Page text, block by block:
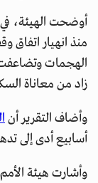
أوضحت الهيئة،
الهجمات وتضاعفت
زاد من معاناة
وأضاف التقرير أن
أسابيع أدى إلى
وأشارت هيئة الأمم